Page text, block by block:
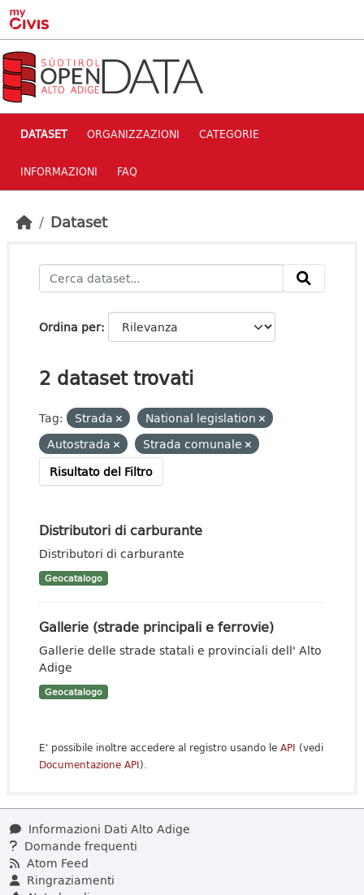
Skip to main content
DATASET ORGANIZZAZIONI CATEGORIE
INFORMAZIONI FAQ
Dataset
Ordina per
2 dataset trovati
Tag: Strada
National legislation
Autostrada
Strada comunale
Risultato del Filtro
Distributori di carburante
Distributori di carburante
Geocatalogo
Gallerie (strade principali e ferrovie)
Gallerie delle strade statali e provinciali dell' Alto
Adige
Geocatalogo
E' possibile inoltre accedere al registro usando le API (vedi
Documentazione API).
Informazioni Dati Alto Adige
Domande frequenti
Atom Feed
Ringraziamenti